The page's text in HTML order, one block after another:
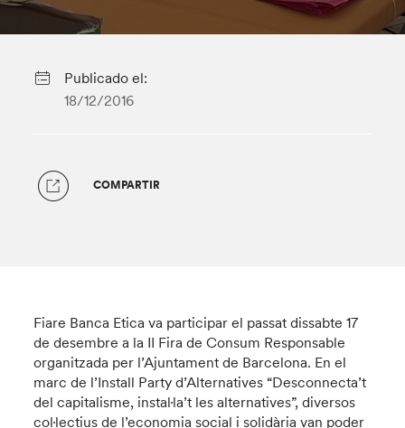
Publicado el:
18/12/2016
COMPARTIR
Fiare Banca Etica va participar el passat dissabte 17
de desembre a la II Fira de Consum Responsable
organitzada per l’Ajuntament de Barcelona. En el
marc de l’Install Party d’Alternatives “Desconnecta’t
del capitalisme, instal·la’t les alternatives”, diversos
col·lectius de l’economia social i solidària van poder